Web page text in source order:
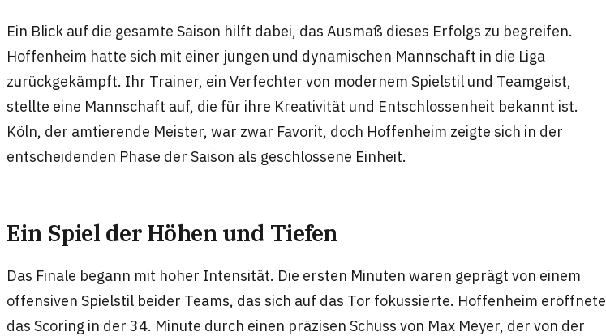
Ein Blick auf die gesamte Saison hilft dabei, das Ausmaß dieses Erfolgs zu begreifen.
Hoffenheim hatte sich mit einer jungen und dynamischen Mannschaft in die Liga
zurückgekämpft. Ihr Trainer, ein Verfechter von modernem Spielstil und Teamgeist,
stellte eine Mannschaft auf, die für ihre Kreativität und Entschlossenheit bekannt ist.
Köln, der amtierende Meister, war zwar Favorit, doch Hoffenheim zeigte sich in der
entscheidenden Phase der Saison als geschlossene Einheit.
Ein Spiel der Höhen und Tiefen
Das Finale begann mit hoher Intensität. Die ersten Minuten waren geprägt von einem
offensiven Spielstil beider Teams, das sich auf das Tor fokussierte. Hoffenheim eröffnete
das Scoring in der 34. Minute durch einen präzisen Schuss von Max Meyer, der von der